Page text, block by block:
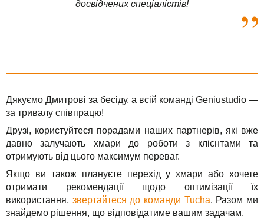
досвідчених спеціалістів!
Дякуємо Дмитрові за бесіду, а всій команді Geniustudio —
за тривалу співпрацю!
Друзі, користуйтеся порадами наших партнерів, які вже
давно залучають хмари до роботи з клієнтами та
отримують від цього максимум переваг.
Якщо ви також плануєте перехід у хмари або хочете
отримати рекомендації щодо оптимізації їх
використання, звертайтеся до команди Tucha. Разом ми
знайдемо рішення, що відповідатиме вашим задачам.